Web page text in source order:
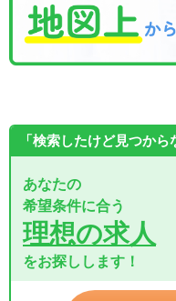
「検索したけど見つから
あなたの
希望条件に合う
理想の求人
をお探しします！